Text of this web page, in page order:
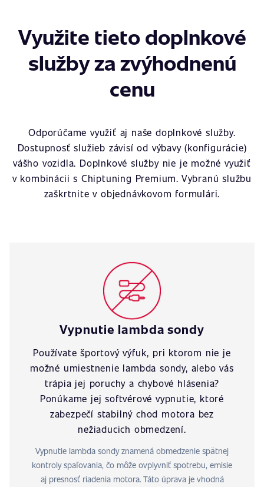
Využite tieto doplnkové
služby za zvýhodnenú
cenu
Odporúčame využiť aj naše doplnkové služby.
Dostupnosť služieb závisí od výbavy (konfigurácie)
vášho vozidla. Doplnkové služby nie je možné využiť
v kombinácii s Chiptuning Premium. Vybranú službu
zaškrtnite v objednávkovom formulári.
Vypnutie lambda sondy
Používate športový výfuk, pri ktorom nie je
možné umiestnenie lambda sondy, alebo vás
trápia jej poruchy a chybové hlásenia?
Ponúkame jej softvérové vypnutie, ktoré
zabezpečí stabilný chod motora bez
nežiaducich obmedzení.
Vypnutie lambda sondy znamená obmedzenie spätnej
kontroly spaľovania, čo môže ovplyvniť spotrebu, emisie
aj presnosť riadenia motora. Táto úprava je vhodná